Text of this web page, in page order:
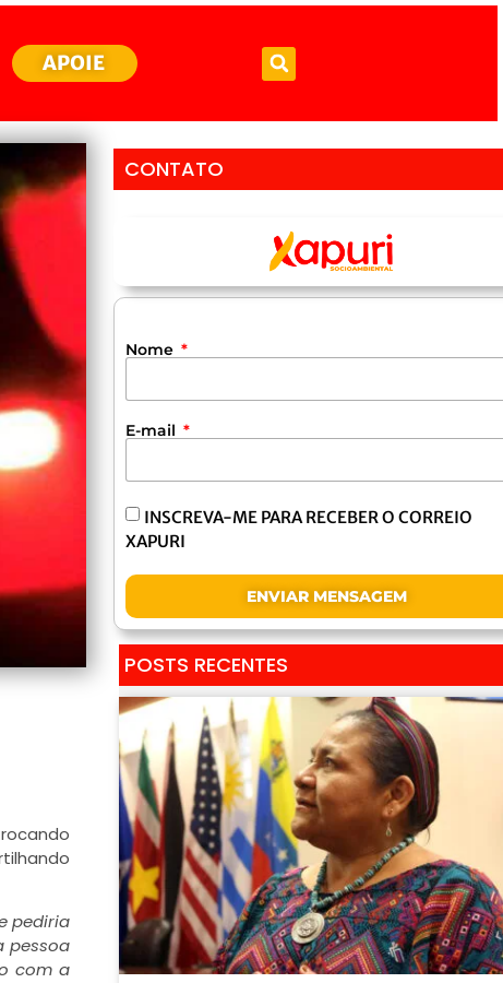
APOIE
pediria
pessoa
com a
CONTATO
Nome
E-mail
INSCREVA-ME PARA RECEBER O CORREIO
XAPURI
ENVIAR MENSAGEM
POSTS RECENTES